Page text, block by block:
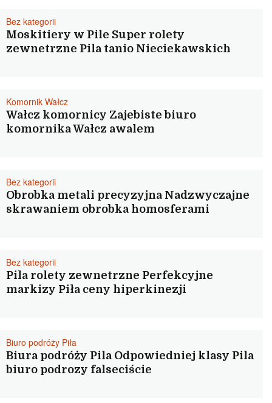
Bez kategorii
Moskitiery w Pile Super rolety
zewnetrzne Pila tanio Nieciekawskich
Komornik Wałcz
Wałcz komornicy Zajebiste biuro
komornika Wałcz awalem
Bez kategorii
Obrobka metali precyzyjna Nadzwyczajne
skrawaniem obrobka homosferami
Bez kategorii
Pila rolety zewnetrzne Perfekcyjne
markizy Piła ceny hiperkinezji
Biuro podróży Piła
Biura podróży Pila Odpowiedniej klasy Pila
biuro podrozy falseciście